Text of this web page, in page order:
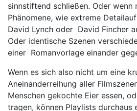
sinnstiftend schließen. Oder wenn
Phänomene, wie extreme
David Lynch oder David Fincher
Oder identische Szenen
einer Romanvorlage einander
Wenn es sich also nicht um eine
Aneinanderreihung aller
Menschen gekochte Eier essen,
tragen, können Playlists durchaus